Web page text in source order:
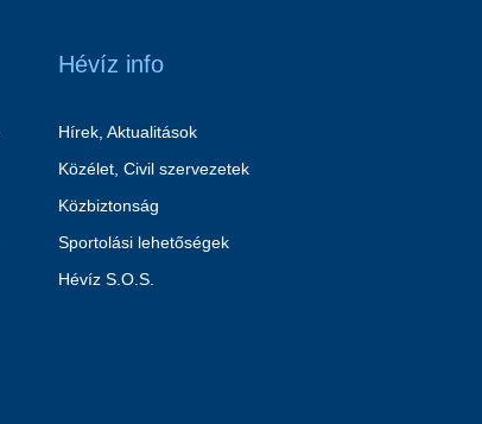
Hévíz info
Hírek, Aktualitások
Közélet, Civil szervezetek
Közbiztonság
Sportolási lehetőségek
Hévíz S.O.S.